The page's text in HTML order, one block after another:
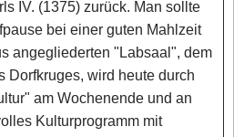
IV. (1375) zurück. Man sollte
bei einer guten Mahlzeit
angegliederten "Labsaal", dem
Dorfkruges, wird heute durch
am Wochenende und an
Kulturprogramm mit